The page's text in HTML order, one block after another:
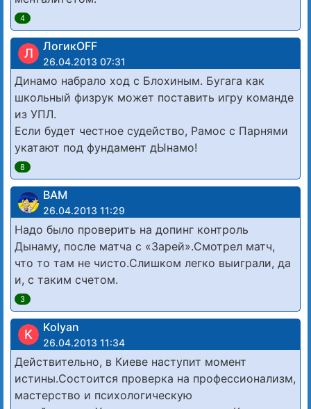
4
Л ЛогикOFF
26.04.2013 07:31
Динамо набрало ход с Блохиным. Бугага как
школьный физрук может поставить игру команде
из УПЛ.
Если будет честное судейство, Рамос с Парнями
укатают под фундамент дЫнамо!
8
ВАМ
26.04.2013 11:29
Надо было проверить на допинг контроль
Дынаму, после матча с «Зарей».Смотрел матч,
что то там не чисто.Слишком легко выиграли, да
и, с таким счетом.
3
K Kolyan
26.04.2013 11:34
Действительно, в Киеве наступит момент
истины.Состоится проверка на профессионализм,
мастерство и психологическую